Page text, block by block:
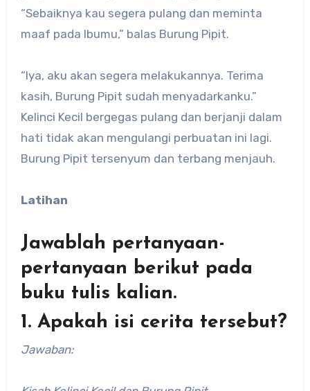
“Sebaiknya kau segera pulang dan meminta
maaf pada Ibumu,” balas Burung Pipit.
“Iya, aku akan segera melakukannya. Terima
kasih, Burung Pipit sudah menyadarkanku.”
Kelinci Kecil bergegas pulang dan berjanji dalam
hati tidak akan mengulangi perbuatan ini lagi.
Burung Pipit tersenyum dan terbang menjauh.
Latihan
Jawablah pertanyaan-
pertanyaan berikut pada
buku tulis kalian.
1. Apakah isi cerita tersebut?
Jawaban: